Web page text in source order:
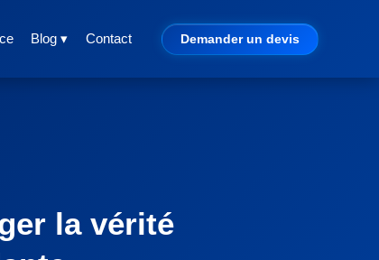
Blog ▾ Contact Demander un devis
la vérité